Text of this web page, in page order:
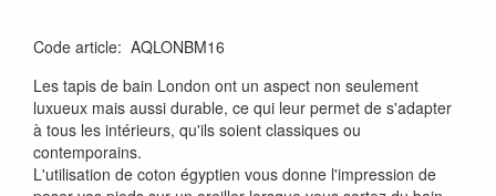
Code article: AQLONBM16
Les tapis de bain London ont un aspect non seulement
luxueux mais aussi durable, ce qui leur permet de s'adapter
à tous les intérieurs, qu'ils soient classiques ou
contemporains.
L'utilisation de coton égyptien vous donne l'impression de